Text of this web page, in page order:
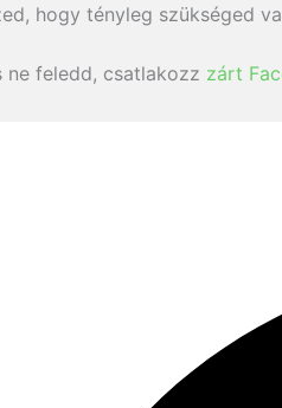
hogy tényleg szükséged
ne feledd, csatlakozz zárt